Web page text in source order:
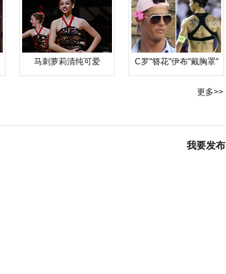
马刺萝莉清纯可爱 C罗"簪花"伊布"戴胸罩"
更多>>
我要发布